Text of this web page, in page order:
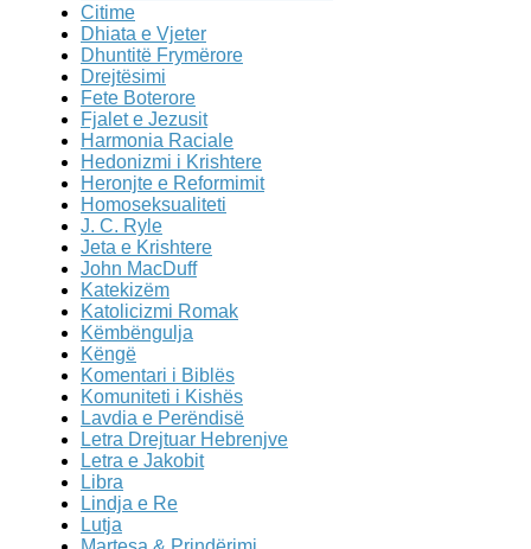
Citime
Dhiata e Vjeter
Dhuntitë Frymërore
Drejtësimi
Fete Boterore
Fjalet e Jezusit
Harmonia Raciale
Hedonizmi i Krishtere
Heronjte e Reformimit
Homoseksualiteti
J. C. Ryle
Jeta e Krishtere
John MacDuff
Katekizëm
Katolicizmi Romak
Këmbëngulja
Këngë
Komentari i Biblës
Komuniteti i Kishës
Lavdia e Perëndisë
Letra Drejtuar Hebrenjve
Letra e Jakobit
Libra
Lindja e Re
Lutja